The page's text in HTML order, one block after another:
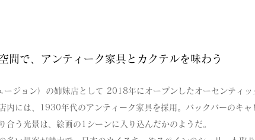
間で、アンティーク家具とカクテルを味わう
ジョン）の姉妹店として 2018年にオープンしたオーセンティッ
内には、1930年代のアンティーク家具を採用。バックバーのキャ
う光景は、絵画の1シーンに入り込んだかのようだ。